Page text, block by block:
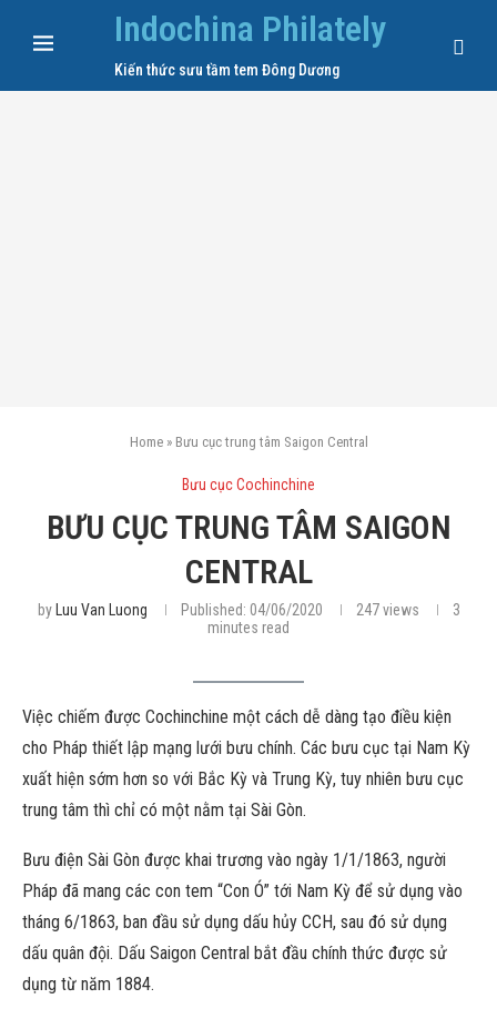
Indochina Philately
Kiến thức sưu tầm tem Đông Dương
Home» Bưu cục trung tâm Saigon Central
Bưu cục Cochinchine
BƯU CỤC TRUNG TÂM SAIGON
CENTRAL
by Luu Van Luong Published: 04/06/2020 247views
3
minutes read
Việc chiếm được Cochinchine một cách dễ dàng tạo điều kiện
cho Pháp thiết lập mạng lưới bưu chính. Các bưu cục tại Nam Kỳ
xuất hiện sớm hơn so với Bắc Kỳ và Trung Kỳ, tuy nhiên bưu cục
trung tâm thì chỉ có một nằm tại Sài Gòn.
Bưu điện Sài Gòn được khai trương vào ngày 1/1/1863, người
Pháp đã mang các con tem “Con Ó” tới Nam Kỳ để sử dụng vào
tháng 6/1863, ban đầu sử dụng dấu hủy CCH, sau đó sử dụng
dấu quân đội. Dấu Saigon Central bắt đầu chính thức được sử
dụng từ năm 1884.